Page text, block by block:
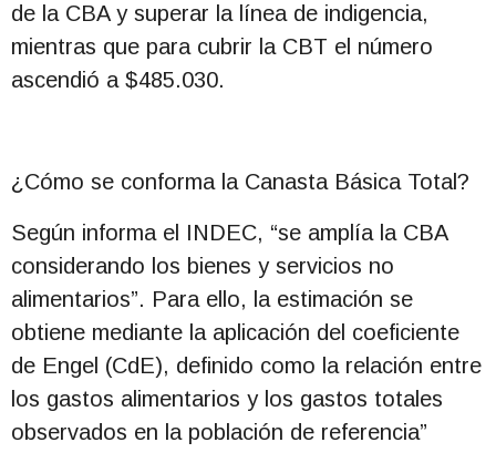
de la CBA y superar la línea de indigencia,
mientras que para cubrir la CBT el número
ascendió a $485.030.
¿Cómo se conforma la Canasta Básica Total?
Según informa el INDEC, “se amplía la CBA
considerando los bienes y servicios no
alimentarios”. Para ello, la estimación se
obtiene mediante la aplicación del coeficiente
de Engel (CdE), definido como la relación entre
los gastos alimentarios y los gastos totales
observados en la población de referencia”